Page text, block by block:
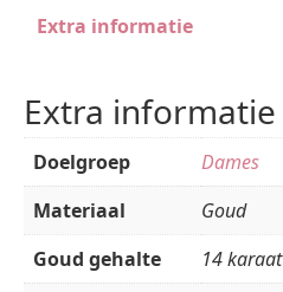
Extra informatie
Extra informatie
Doelgroep
Dames
Materiaal
Goud
Goud gehalte
14 karaat